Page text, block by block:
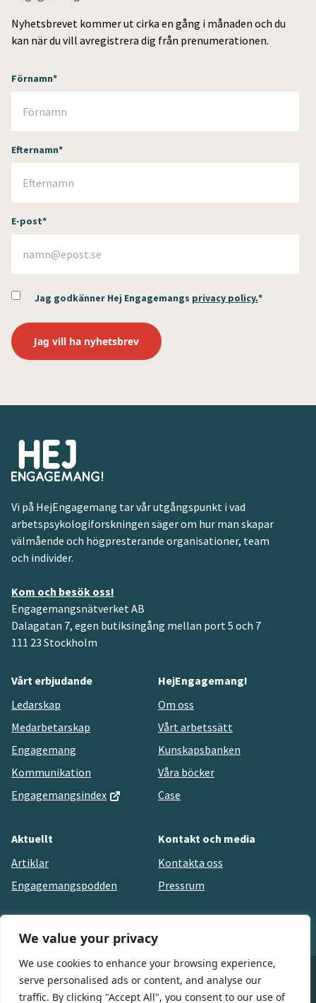
We value your privacy
We use cookies to enhance your browsing experience,
serve personalised ads or content, and analyse our
traffic. By clicking "Accept All", you consent to our use of
Nyhetsbrevet kommer ut cirka en gång i månaden och du
kan när du vill avregistrera dig från prenumerationen.
Förnamn*
Efternamn*
E-post*
Jag godkänner Hej Engagemangs privacy policy.*
Vi på HejEngagemang tar vår utgångspunkt i vad
arbetspsykologiforskningen säger om hur man skapar
välmående och högpresterande organisationer, team
och individer.
Kom och besök oss!
Engagemangsnätverket AB
Dalagatan 7, egen butiksingång mellan port 5 och 7
111 23 Stockholm
Vårt erbjudande
Ledarskap
Medarbetarskap
Engagemang
Kommunikation
Engagemangsindex
HejEngagemang!
Om oss
Vårt arbetssätt
Kunskapsbanken
Våra böcker
Case
Aktuellt
Artiklar
Engagemangspodden
Kontakt och media
Kontakta oss
Pressrum
© HejEngagemang 2021